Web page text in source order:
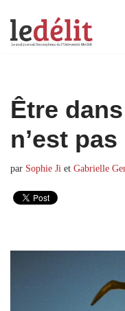
Aller
Être
n’est
par Sophie Ji et Gabrielle